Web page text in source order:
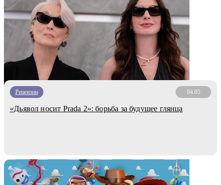
Рецензии 04.05
«Дьявол носит Prada 2»: борьба за будущее глянца